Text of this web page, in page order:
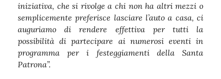
iniziativa, che si rivolge a chi non ha altri mezzi o
semplicemente preferisce lasciare l’auto a casa, ci
auguriamo di rendere effettiva per tutti la
possibilità di partecipare ai numerosi eventi in
programma per i festeggiamenti della Santa
Patrona”.